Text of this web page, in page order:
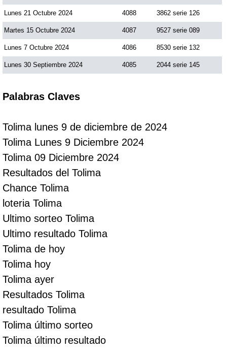
Lunes 21 Octubre 2024 4088 3862 serie 126
Martes 15 Octubre 2024 4087 9527 serie 089
Lunes 7 Octubre 2024 4086 8530 serie 132
Lunes 30 Septiembre 2024 4085 2044 serie 145
Palabras Claves
Tolima lunes 9 de diciembre de 2024
Tolima Lunes 9 Diciembre 2024
Tolima 09 Diciembre 2024
Resultados del Tolima
Chance Tolima
loteria Tolima
Ultimo sorteo Tolima
Ultimo resultado Tolima
Tolima de hoy
Tolima hoy
Tolima ayer
Resultados Tolima
resultado Tolima
Tolima último sorteo
Tolima último resultado